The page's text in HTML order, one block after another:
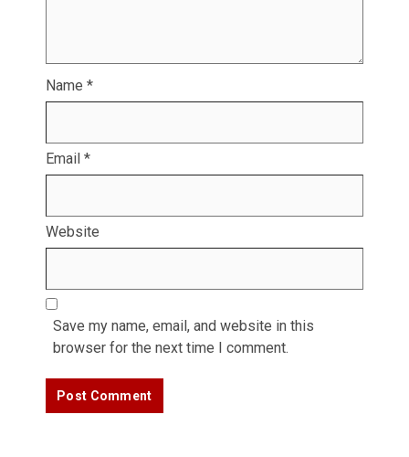
Name *
Email *
Website
Save my name, email, and website in this
browser for the next time I comment.